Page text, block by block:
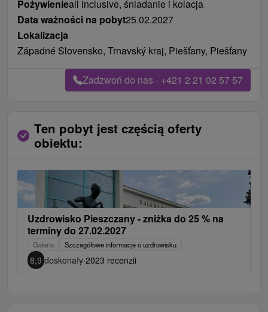
Pożywienieall inclusive, śniadanie i kolacja
Data ważności na pobyt25.02.2027
Lokalizacja
Západné Slovensko, Trnavský kraj, Piešťany, Piešťany
Zadzwoń do nas - +421 2 21 02 57 57
Ten pobyt jest częścią oferty
obiektu:
Uzdrowisko Pieszczany - zniżka do 25 % na
terminy do 27.02.2027
Galeria Szczegółowe informacje o uzdrowisku
8,9 doskonały·2023 recenzji